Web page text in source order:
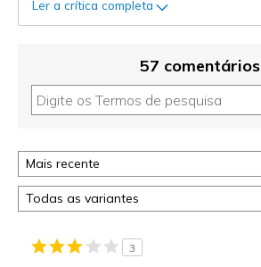
Ler a crítica completa
57 comentários
3